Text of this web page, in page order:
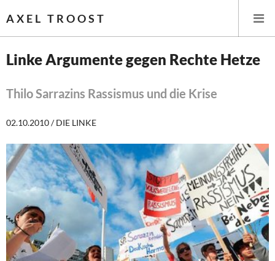
AXEL TROOST
Leitlinien linker Wirtschafts- und Finanzpolitik
Wirtschaftspolitik
Steuer- und Finanzpolitik
Öffentliche Infrastruktur und Daseinsvorsorge
Eurokrise und Griechenland
Linke Argumente gegen Rechte Hetze
Thilo Sarrazins Rassismus und die Krise
02.10.2010 / DIE LINKE